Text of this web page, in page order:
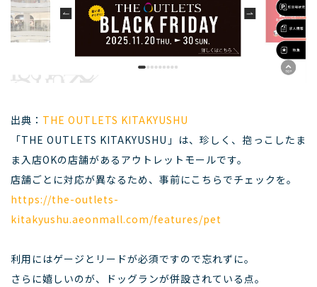
出典： THE OUTLETS KITAKYUSHU
「THE OUTLETS KITAKYUSHU」は、珍しく、抱っこしたま
ま入店OKの店舗があるアウトレットモールです。
店舗ごとに対応が異なるため、事前にこちらでチェックを。
https://the-outlets-
kitakyushu.aeonmall.com/features/pet
利用にはゲージとリードが必須ですので忘れずに。
さらに嬉しいのが、ドッグランが併設されている点。